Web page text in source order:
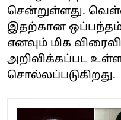
சென்றுள்ளது.
இதற்கான ஒப்பந்தம்
எனவும் மிக
அறிவிக்கப்பட
சொல்லப்படுகிறது.